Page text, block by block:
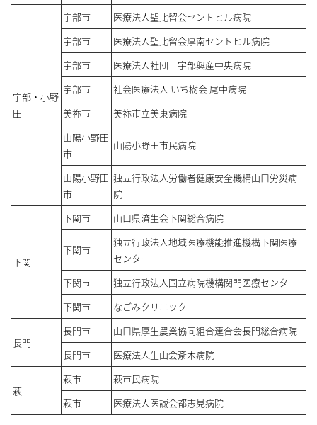
宇部・小野
田
宇部市
医療法人聖比留会セントヒル病院
宇部市
医療法人聖比留会厚南セントヒル病院
宇部市
医療法人社団 宇部興産中央病院
宇部市
社会医療法人 いち樹会 尾中病院
美祢市
美祢市立美東病院
山陽小野田
市
山陽小野田市民病院
山陽小野田
市
独立行政法人労働者健康安全機構山口労災病
院
下関
下関市 山口県済生会下関総合病院
下関市
独立行政法人地域医療機能推進機構下関医療
センター
下関市
独立行政法人国立病院機構関門医療センター
下関市
なごみクリニック
長門
長門市
山口県厚生農業協同組合連合会長門総合病院
長門市
医療法人生山会斎木病院
萩
萩市
萩市民病院
萩市
医療法人医誠会都志見病院